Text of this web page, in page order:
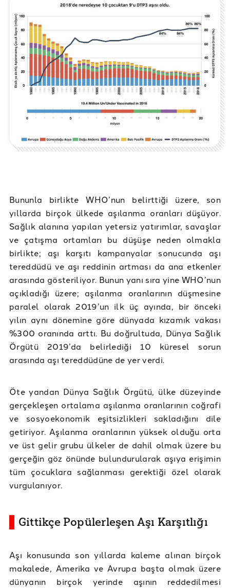
Bununla birlikte WHO’nun belirttiği üzere, son
yıllarda birçok ülkede aşılanma oranları düşüyor.
Sağlık alanına yapılan yetersiz yatırımlar, savaşlar
ve çatışma ortamları bu düşüşe neden olmakla
birlikte; aşı karşıtı kampanyalar sonucunda aşı
tereddüdü ve aşı reddinin artması da ana etkenler
arasında gösteriliyor. Bunun yanı sıra yine WHO’nun
açıkladığı üzere; aşılanma oranlarının düşmesine
paralel olarak 2019’un ilk üç ayında, bir önceki
yılın aynı dönemine göre dünyada kızamık vakası
%300 oranında arttı. Bu doğrultuda, Dünya Sağlık
Örgütü 2019’da belirlediği 10 küresel sorun
arasında aşı tereddüdüne de yer verdi.
Öte yandan Dünya Sağlık Örgütü, ülke düzeyinde
gerçekleşen ortalama aşılanma oranlarının coğrafi
ve sosyoekonomik eşitsizlikleri sakladığını dile
getiriyor. Aşılanma oranlarının yüksek olduğu orta
ve üst gelir grubu ülkeler de dahil olmak üzere bu
gerçeğin göz önünde bulundurularak aşıya erişimin
tüm çocuklara sağlanması gerektiği özel olarak
vurgulanıyor.
Gittikçe Popülerleşen Aşı Karşıtlığı
Aşı konusunda son yıllarda kaleme alınan birçok
makalede, Amerika ve Avrupa başta olmak üzere
dünyanın birçok yerinde aşının reddedilmesi